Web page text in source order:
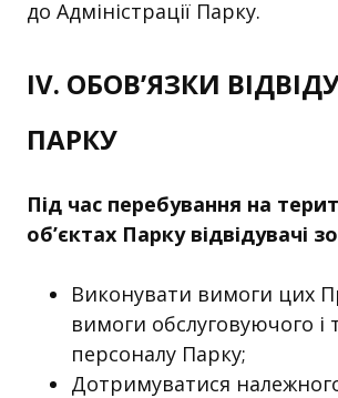
до Адміністрації Парку.
IV. ОБОВ’ЯЗКИ
ПАРКУ
Під час перебування на
об’єктах Парку відвідувачі
Виконувати вимоги цих
вимоги обслуговуючого і
персоналу Парку;
Дотримуватися